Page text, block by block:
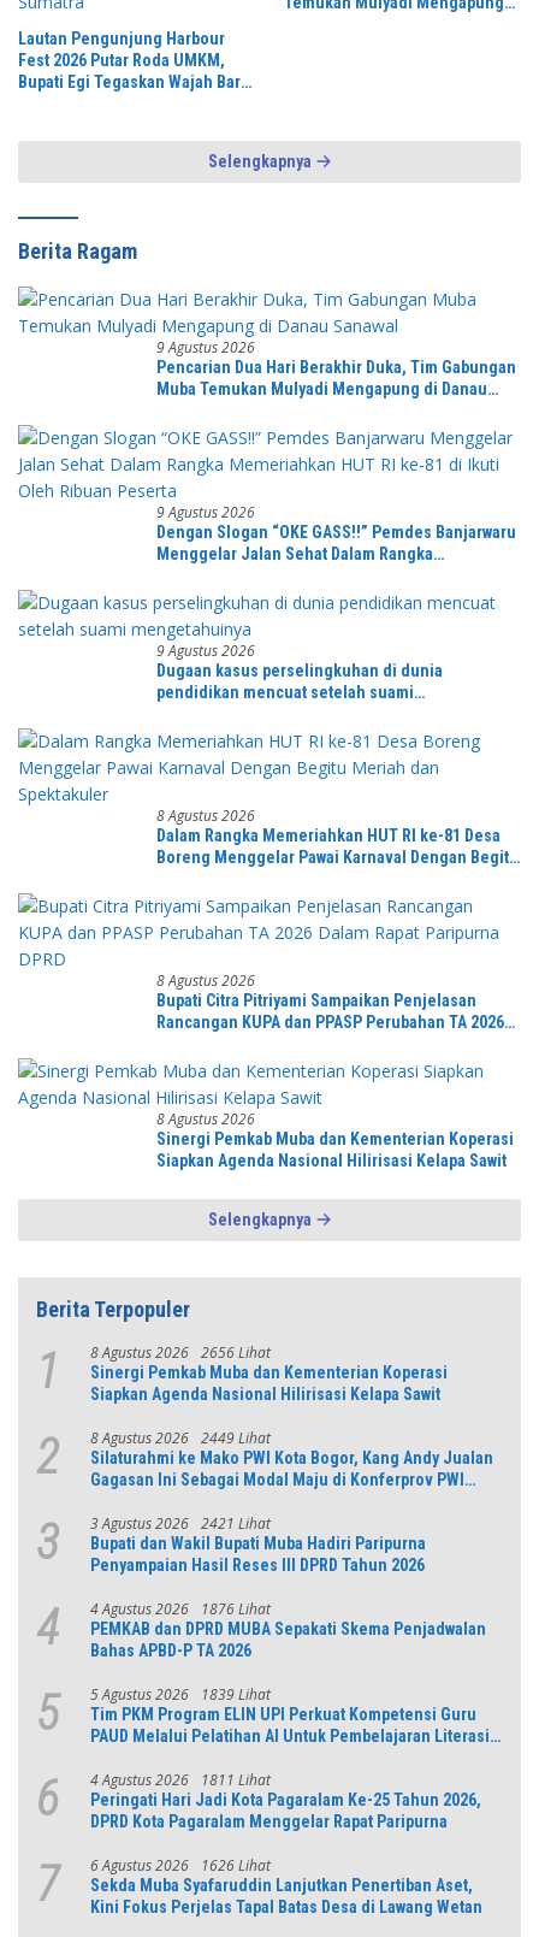
Lautan Pengunjung Harbour
Fest 2026 Putar Roda UMKM,
Bupati Egi Tegaskan Wajah Baru
Selengkapnya
Berita Ragam
9 Agustus 2026
Pencarian Dua Hari Berakhir Duka, Tim Gabungan
Muba Temukan Mulyadi Mengapung di Danau
9 Agustus 2026
Dengan Slogan “OKE GASS!!” Pemdes Banjarwaru
Menggelar Jalan Sehat Dalam Rangka
Peserta
9 Agustus 2026
Dugaan kasus perselingkuhan di dunia
pendidikan mencuat setelah suami
8 Agustus 2026
Dalam Rangka Memeriahkan HUT RI ke-81 Desa
Boreng Menggelar Pawai Karnaval Dengan Begitu
8 Agustus 2026
Bupati Citra Pitriyami Sampaikan Penjelasan
Rancangan KUPA dan PPASP Perubahan TA 2026
8 Agustus 2026
Sinergi Pemkab Muba dan Kementerian Koperasi
Siapkan Agenda Nasional Hilirisasi Kelapa Sawit
Selengkapnya
Berita Terpopuler
1 8 Agustus 2026 2656 Lihat
Sinergi Pemkab Muba dan Kementerian Koperasi
Siapkan Agenda Nasional Hilirisasi Kelapa Sawit
2 8 Agustus 2026 2449 Lihat
Silaturahmi ke Mako PWI Kota Bogor, Kang Andy Jualan
Gagasan Ini Sebagai Modal Maju di Konferprov PWI
3 3 Agustus 2026 2421 Lihat
Bupati dan Wakil Bupati Muba Hadiri Paripurna
Penyampaian Hasil Reses III DPRD Tahun 2026
4 4 Agustus 2026 1876 Lihat
PEMKAB dan DPRD MUBA Sepakati Skema Penjadwalan
Bahas APBD-P TA 2026
5 5 Agustus 2026 1839 Lihat
Tim PKM Program ELIN UPI Perkuat Kompetensi Guru
PAUD Melalui Pelatihan AI Untuk Pembelajaran Literasi
6 4 Agustus 2026 1811 Lihat
Peringati Hari Jadi Kota Pagaralam Ke-25 Tahun 2026,
DPRD Kota Pagaralam Menggelar Rapat Paripurna
7 6 Agustus 2026 1626 Lihat
Sekda Muba Syafaruddin Lanjutkan Penertiban Aset,
Kini Fokus Perjelas Tapal Batas Desa di Lawang Wetan